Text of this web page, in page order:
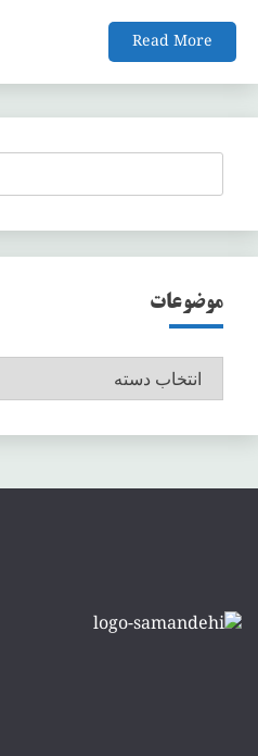
Read More
جستجو
موضوعات
موضوعات